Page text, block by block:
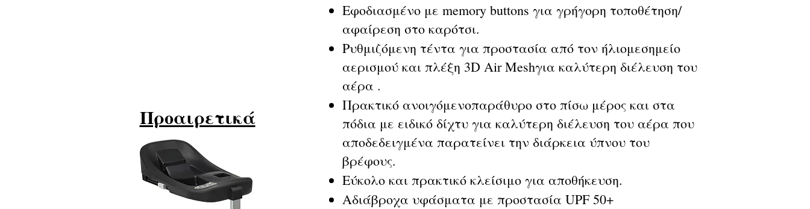
Προαιρετικά
Εφοδιασμένο με memory buttons για γρήγορη τοποθέτηση/
αφαίρεση στο καρότσι.
Ρυθμιζόμενη τέντα για προστασία από τον ήλιομεσημείο
αερισμού και πλέξη 3D Air Meshγια καλύτερη διέλευση του
αέρα .
Πρακτικό ανοιγόμενοπαράθυρο στο πίσω μέρος και στα
πόδια με ειδικό δίχτυ για καλύτερη διέλευση του αέρα που
αποδεδειγμένα παρατείνει την διάρκεια ύπνου του
βρέφους.
Εύκολο και πρακτικό κλείσιμο για αποθήκευση.
Αδιάβροχα υφάσματα με προστασία UPF 50+